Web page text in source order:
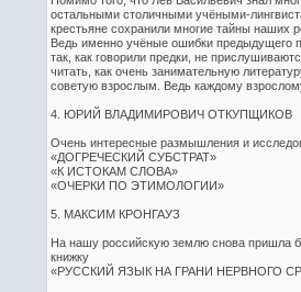
остальными столичными учёными-
крестьяне сохранили многие тайны наших
Ведь именно учёные ошибки предыдущего
так, как говорили предки, не
читать, как очень занимательную
советую взрослым. Ведь каждому
4. ЮРИЙ ВЛАДИМИРОВИЧ ОТКУПЩИКОВ
Очень интересные размышления и
«ДОГРЕЧЕСКИЙ СУБСТРАТ»
«К ИСТОКАМ СЛОВА»
«ОЧЕРКИ ПО ЭТИМОЛОГИИ»
5. МАКСИМ КРОНГАУЗ
На нашу российскую землю снова пришла
книжку
«РУССКИЙ ЯЗЫК НА ГРАНИ НЕРВНОГО